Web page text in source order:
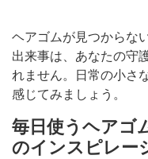
ヘアゴムが見つからな
出来事は、あなたの守
れません。日常の小さ
感じてみましょう。
毎日使うヘアゴ
のインスピレー